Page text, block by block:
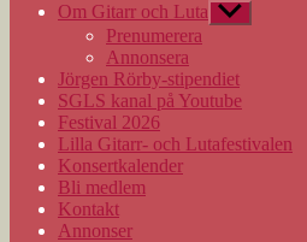
Om Gitarr och Luta Visa
undermeny
Prenumerera
Annonsera
Jörgen Rörby-stipendiet
SGLS kanal på Youtube
Festival 2026
Lilla Gitarr- och Lutafestivalen
Konsertkalender
Bli medlem
Kontakt
Annonser